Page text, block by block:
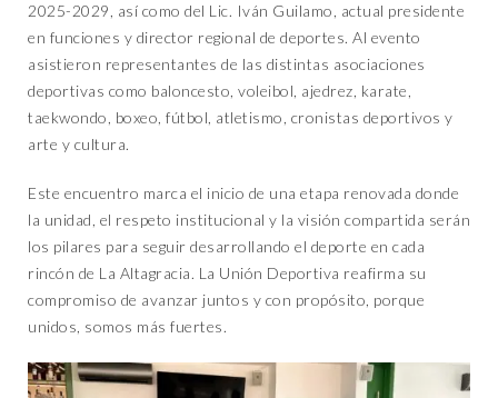
2025-2029, así como del Lic. Iván Guilamo, actual presidente
en funciones y director regional de deportes. Al evento
asistieron representantes de las distintas asociaciones
deportivas como baloncesto, voleibol, ajedrez, karate,
taekwondo, boxeo, fútbol, atletismo, cronistas deportivos y
arte y cultura.
Este encuentro marca el inicio de una etapa renovada donde
la unidad, el respeto institucional y la visión compartida serán
los pilares para seguir desarrollando el deporte en cada
rincón de La Altagracia. La Unión Deportiva reafirma su
compromiso de avanzar juntos y con propósito, porque
unidos, somos más fuertes.